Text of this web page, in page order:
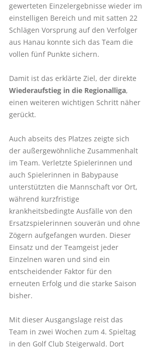
gewerteten Einzelergebnisse wieder im
einstelligen Bereich und mit satten 22
Schlägen Vorsprung auf den Verfolger
aus Hanau konnte sich das Team die
vollen fünf Punkte sichern.
Damit ist das erklärte Ziel, der direkte
Wiederaufstieg in die Regionalliga,
einen weiteren wichtigen Schritt näher
gerückt.
Auch abseits des Platzes zeigte sich
der außergewöhnliche Zusammenhalt
im Team. Verletzte Spielerinnen und
auch Spielerinnen in Babypause
unterstützten die Mannschaft vor Ort,
während kurzfristige
krankheitsbedingte Ausfälle von den
Ersatzspielerinnen souverän und ohne
Zögern aufgefangen wurden. Dieser
Einsatz und der Teamgeist jeder
Einzelnen waren und sind ein
entscheidender Faktor für den
erneuten Erfolg und die starke Saison
bisher.
Mit dieser Ausgangslage reist das
Team in zwei Wochen zum 4. Spieltag
in den Golf Club Steigerwald. Dort